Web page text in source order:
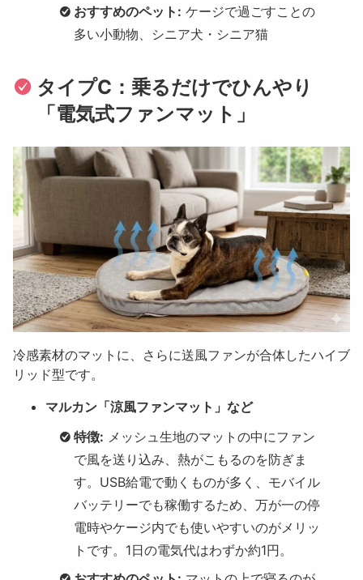
おすすめのペット: ケージで過ごすことの
多い小動物、シニア犬・シニア猫
タイプC：乗るだけでひんやり
「電気式ファンマット」
冷感素材のマットに、さらに送風ファンが合体したハイブ
リッド型です。
マルカン「涼風ファンマット」など
特徴: メッシュ生地のマットの中にファン
で風を送り込み、熱がこもるのを防ぎま
す。USB給電で動くものが多く、モバイル
バッテリーでも稼働するため、万が一の停
電時やケージ内でも使いやすいのがメリッ
トです。1日の電気代はわずか約1円。